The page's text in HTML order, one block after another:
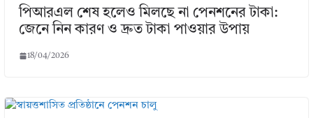
পিআরএল শেষ হলেও মিলছে না পেনশনের টাকা:
জেনে নিন কারণ ও দ্রুত টাকা পাওয়ার উপায়
18/04/2026